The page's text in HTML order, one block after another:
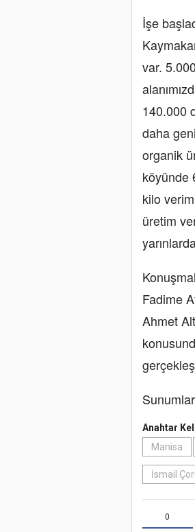
İşe
var.
140.000
daha
organik
köyünde
kilo verim
üretim
Fadime
Ahmet
Anahtar
Manisa
İsmail
0